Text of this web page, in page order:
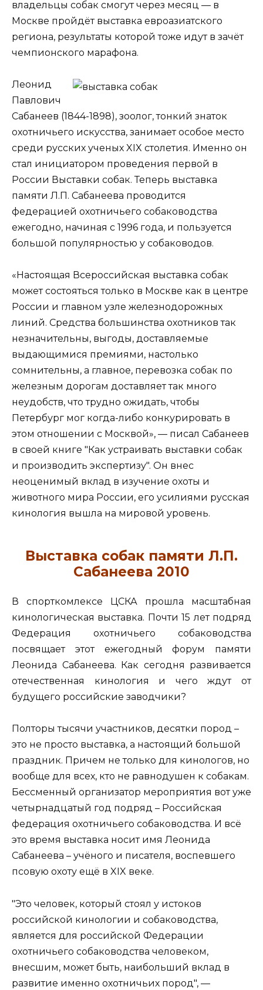
владельцы собак смогут через месяц — в
Москве пройдёт выставка евроазиатского
региона, результаты которой тоже идут в зачёт
чемпионского марафона.
Леонид
Павлович
Сабанеев (1844-1898), зоолог, тонкий знаток
охотничьего искусства, занимает особое место
среди русских ученых XIX столетия. Именно он
стал инициатором проведения первой в
России Выставки собак. Теперь выставка
памяти Л.П. Сабанеева проводится
федерацией охотничьего собаководства
ежегодно, начиная с 1996 года, и пользуется
большой популярностью у собаководов.
«Настоящая Всероссийская выставка собак
может состояться только в Москве как в центре
России и главном узле железнодорожных
линий. Средства большинства охотников так
незначительны, выгоды, доставляемые
выдающимися премиями, настолько
сомнительны, а главное, перевозка собак по
железным дорогам доставляет так много
неудобств, что трудно ожидать, чтобы
Петербург мог когда-либо конкурировать в
этом отношении с Москвой», — писал Сабанеев
в своей книге "Как устраивать выставки собак
и производить экспертизу". Он внес
неоценимый вклад в изучение охоты и
животного мира России, его усилиями русская
кинология вышла на мировой уровень.
Выставка собак памяти Л.П.
Сабанеева 2010
В спорткомлексе ЦСКА прошла масштабная
кинологическая выставка. Почти 15 лет подряд
Федерация охотничьего собаководства
посвящает этот ежегодный форум памяти
Леонида Сабанеева. Как сегодня развивается
отечественная кинология и чего ждут от
будущего российские заводчики?
Полторы тысячи участников, десятки пород –
это не просто выставка, а настоящий большой
праздник. Причем не только для кинологов, но
вообще для всех, кто не равнодушен к собакам.
Бессменный организатор мероприятия вот уже
четырнадцатый год подряд – Российская
федерация охотничьего собаководства. И всё
это время выставка носит имя Леонида
Сабанеева – учёного и писателя, воспевшего
псовую охоту ещё в XIX веке.
"Это человек, который стоял у истоков
российской кинологии и собаководства,
является для российской Федерации
охотничьего собаководства человеком,
внесшим, может быть, наибольший вклад в
развитие именно охотничьих пород", —